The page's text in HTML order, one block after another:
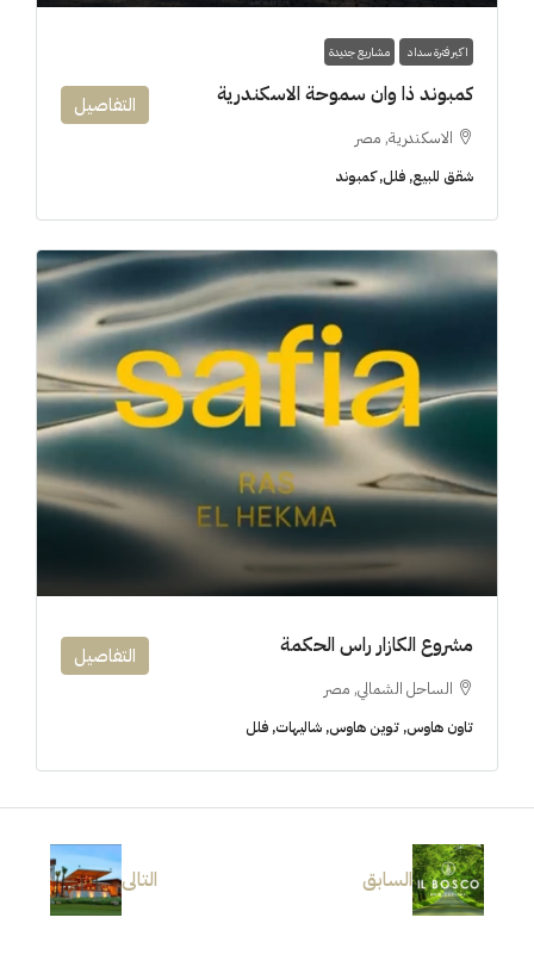
اكبر فترة سداد مشاريع جديدة
كمبوند ذا وان سموحة الاسكندرية
الاسكندرية, مصر
شقق للبيع, فلل, كمبوند
التفاصيل
مشروع الكازار راس الحكمة
الساحل الشمالي, مصر
تاون هاوس, توين هاوس, شاليهات, فلل
التفاصيل
السابق التالى